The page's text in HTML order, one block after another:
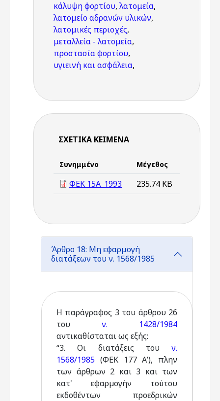
κάλυψη φορτίου, λατομεία,
λατομείο αδρανών υλικών,
λατομικές περιοχές,
μεταλλεία - λατομεία,
προστασία φορτίου,
υγιεινή και ασφάλεια,
ΣΧΕΤΙΚΆ ΚΕΊΜΕΝΑ
Συνημμένο Μέγεθος
ΦΕΚ 15Α_1993 235.74 KB
Άρθρο 18: Μη εφαρμογή
διατάξεων του ν. 1568/1985
Η παράγραφος 3 του άρθρου 26
του ν. 1428/1984
αντικαθίσταται ως εξής:
“3. Οι διατάξεις του ν.
1568/1985 (ΦΕΚ 177 Α’), πλην
των άρθρων 2 και 3 και των
κατ' εφαρµογήν τούτου
εκδοθέντων προεδρικών